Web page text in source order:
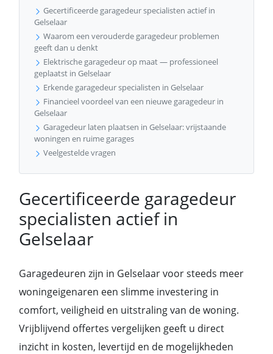
Gecertificeerde garagedeur specialisten actief in
Gelselaar
Waarom een verouderde garagedeur problemen
geeft dan u denkt
Elektrische garagedeur op maat — professioneel
geplaatst in Gelselaar
Erkende garagedeur specialisten in Gelselaar
Financieel voordeel van een nieuwe garagedeur in
Gelselaar
Garagedeur laten plaatsen in Gelselaar: vrijstaande
woningen en ruime garages
Veelgestelde vragen
Gecertificeerde garagedeur
specialisten actief in
Gelselaar
Garagedeuren zijn in Gelselaar voor steeds meer
woningeigenaren een slimme investering in
comfort, veiligheid en uitstraling van de woning.
Vrijblijvend offertes vergelijken geeft u direct
inzicht in kosten, levertijd en de mogelijkheden